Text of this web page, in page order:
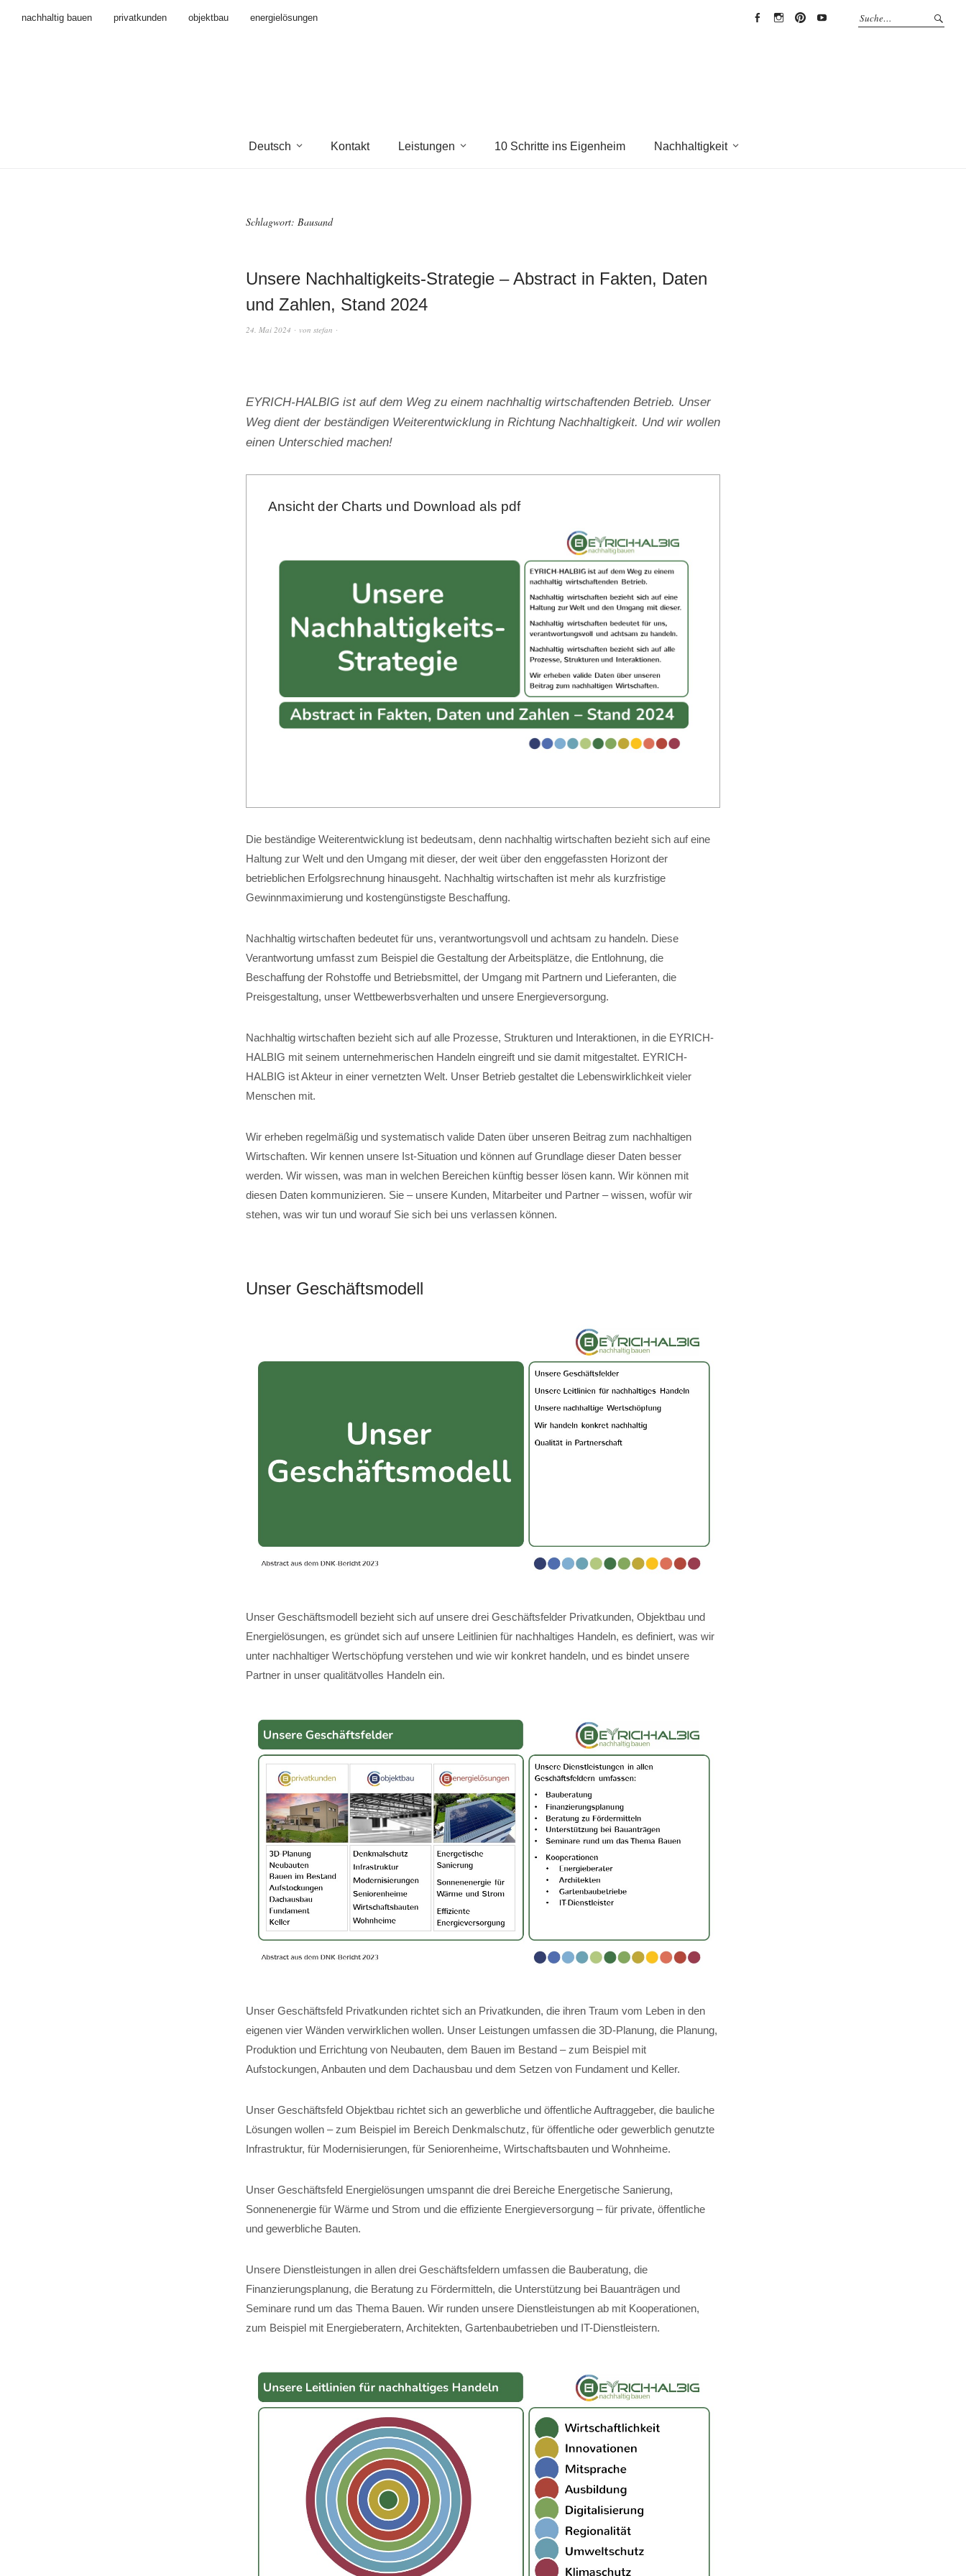
nachhaltig bauen privatkunden objektbau
energielösungen
Deutsch Kontakt Leistungen 10 Schritte ins Eigenheim Nachhaltigkeit
Schlagwort: Bausand
Unsere Nachhaltigkeits-Strategie – Abstract in Fakten, Daten
und Zahlen, Stand 2024
24. Mai 2024 von stefan
EYRICH-HALBIG ist auf dem Weg zu einem nachhaltig wirtschaftenden Betrieb. Unser
Weg dient der beständigen Weiterentwicklung in Richtung Nachhaltigkeit. Und wir wollen
einen Unterschied machen!
Ansicht der Charts und Download als pdf
Die beständige Weiterentwicklung ist bedeutsam, denn nachhaltig wirtschaften bezieht sich auf eine
Haltung zur Welt und den Umgang mit dieser, der weit über den enggefassten Horizont der
betrieblichen Erfolgsrechnung hinausgeht. Nachhaltig wirtschaften ist mehr als kurzfristige
Gewinnmaximierung und kostengünstigste Beschaffung.
Nachhaltig wirtschaften bedeutet für uns, verantwortungsvoll und achtsam zu handeln. Diese
Verantwortung umfasst zum Beispiel die Gestaltung der Arbeitsplätze, die Entlohnung, die
Beschaffung der Rohstoffe und Betriebsmittel, der Umgang mit Partnern und Lieferanten, die
Preisgestaltung, unser Wettbewerbsverhalten und unsere Energieversorgung.
Nachhaltig wirtschaften bezieht sich auf alle Prozesse, Strukturen und Interaktionen, in die EYRICH-
HALBIG mit seinem unternehmerischen Handeln eingreift und sie damit mitgestaltet. EYRICH-
HALBIG ist Akteur in einer vernetzten Welt. Unser Betrieb gestaltet die Lebenswirklichkeit vieler
Menschen mit.
Wir erheben regelmäßig und systematisch valide Daten über unseren Beitrag zum nachhaltigen
Wirtschaften. Wir kennen unsere Ist-Situation und können auf Grundlage dieser Daten besser
werden. Wir wissen, was man in welchen Bereichen künftig besser lösen kann. Wir können mit
diesen Daten kommunizieren. Sie – unsere Kunden, Mitarbeiter und Partner – wissen, wofür wir
stehen, was wir tun und worauf Sie sich bei uns verlassen können.
Unser Geschäftsmodell
Unser Geschäftsmodell bezieht sich auf unsere drei Geschäftsfelder Privatkunden, Objektbau und
Energielösungen, es gründet sich auf unsere Leitlinien für nachhaltiges Handeln, es definiert, was wir
unter nachhaltiger Wertschöpfung verstehen und wie wir konkret handeln, und es bindet unsere
Partner in unser qualitätvolles Handeln ein.
Unser Geschäftsfeld Privatkunden richtet sich an Privatkunden, die ihren Traum vom Leben in den
eigenen vier Wänden verwirklichen wollen. Unser Leistungen umfassen die 3D-Planung, die Planung,
Produktion und Errichtung von Neubauten, dem Bauen im Bestand – zum Beispiel mit
Aufstockungen, Anbauten und dem Dachausbau und dem Setzen von Fundament und Keller.
Unser Geschäftsfeld Objektbau richtet sich an gewerbliche und öffentliche Auftraggeber, die bauliche
Lösungen wollen – zum Beispiel im Bereich Denkmalschutz, für öffentliche oder gewerblich genutzte
Infrastruktur, für Modernisierungen, für Seniorenheime, Wirtschaftsbauten und Wohnheime.
Unser Geschäftsfeld Energielösungen umspannt die drei Bereiche Energetische Sanierung,
Sonnenenergie für Wärme und Strom und die effiziente Energieversorgung – für private, öffentliche
und gewerbliche Bauten.
Unsere Dienstleistungen in allen drei Geschäftsfeldern umfassen die Bauberatung, die
Finanzierungsplanung, die Beratung zu Fördermitteln, die Unterstützung bei Bauanträgen und
Seminare rund um das Thema Bauen. Wir runden unsere Dienstleistungen ab mit Kooperationen,
zum Beispiel mit Energieberatern, Architekten, Gartenbaubetrieben und IT-Dienstleistern.